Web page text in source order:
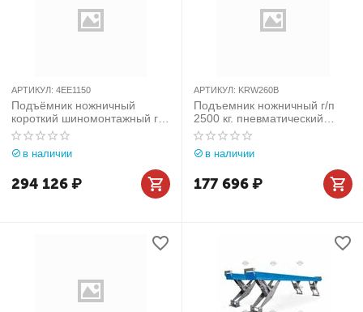
АРТИКУЛ: 4EE1150
Подъёмник ножничный
короткий шиномонтажный г/п
2800 кг. Velyen (Испания) арт.
4EE1150
в наличии
294 126₽
АРТИКУЛ: KRW260B
Подъемник ножничный г/п
2500 кг. пневматический
напольный с поворотными
лапами KraftWell (КНР) арт.
KRW260B
в наличии
177 696₽